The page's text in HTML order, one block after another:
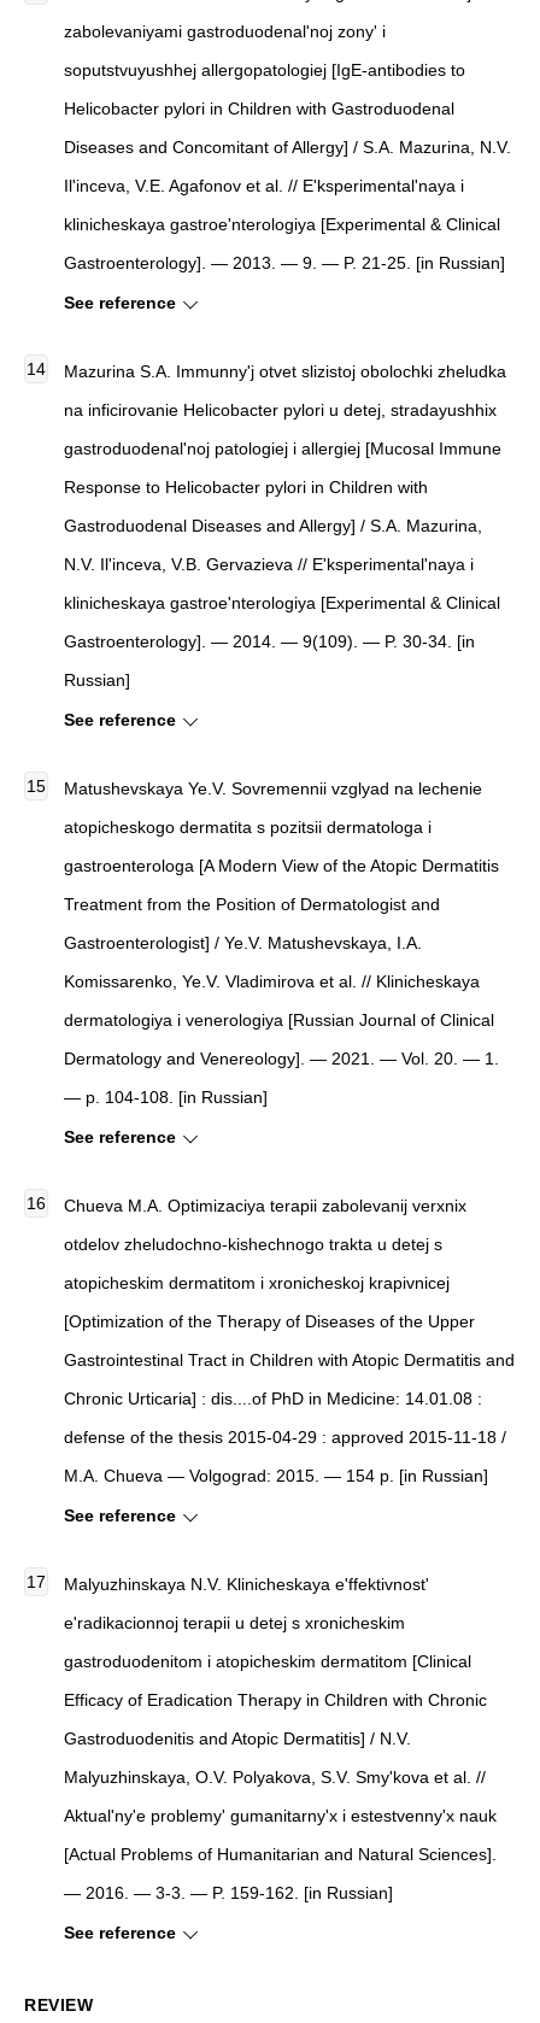
zabolevaniyami gastroduodenal'noj zony' i
soputstvuyushhej allergopatologiej [IgE-antibodies to
Helicobacter pylori in Children with Gastroduodenal
Diseases and Concomitant of Allergy] / S.A. Mazurina, N.V.
Il'inceva, V.E. Agafonov et al. // E'ksperimental'naya i
klinicheskaya gastroe'nterologiya [Experimental & Clinical
Gastroenterology] . — 2013. — 9. — P. 21-25. [in Russian]
See reference
Mazurina S.A. Immunny'j otvet slizistoj obolochki zheludka
na inficirovanie Helicobacter pylori u detej, stradayushhix
gastroduodenal'noj patologiej i allergiej [Mucosal Immune
Response to Helicobacter pylori in Children with
Gastroduodenal Diseases and Allergy] / S.A. Mazurina,
N.V. Il'inceva, V.B. Gervazieva // E'ksperimental'naya i
klinicheskaya gastroe'nterologiya [Experimental & Clinical
Gastroenterology] . — 2014. — 9(109). — P. 30-34. [in
Russian]
See reference
Matushevskaya Ye.V. Sovremennii vzglyad na lechenie
atopicheskogo dermatita s pozitsii dermatologa i
gastroenterologa [A Modern View of the Atopic Dermatitis
Treatment from the Position of Dermatologist and
Gastroenterologist] / Ye.V. Matushevskaya, I.A.
Komissarenko, Ye.V. Vladimirova et al. // Klinicheskaya
dermatologiya i venerologiya [Russian Journal of Clinical
Dermatology and Venereology]. — 2021. — Vol. 20. — 1.
— p. 104-108. [in Russian]
See reference
Chueva M.A. Optimizaciya terapii zabolevanij verxnix
otdelov zheludochno-kishechnogo trakta u detej s
atopicheskim dermatitom i xronicheskoj krapivnicej
[Optimization of the Therapy of Diseases of the Upper
Gastrointestinal Tract in Children with Atopic Dermatitis and
Chronic Urticaria] : dis....of PhD in Medicine: 14.01.08 :
defense of the thesis 2015-04-29 : approved 2015-11-18 /
M.A. Chueva — Volgograd: 2015. — 154 p. [in Russian]
See reference
Malyuzhinskaya N.V. Klinicheskaya e'ffektivnost'
e'radikacionnoj terapii u detej s xronicheskim
gastroduodenitom i atopicheskim dermatitom [Clinical
Efficacy of Eradication Therapy in Children with Chronic
Gastroduodenitis and Atopic Dermatitis] / N.V.
Malyuzhinskaya, O.V. Polyakova, S.V. Smy'kova et al. //
Aktual'ny'e problemy' gumanitarny'x i estestvenny'x nauk
[Actual Problems of Humanitarian and Natural Sciences]
— 2016. — 3-3. — P. 159-162. [in Russian]
See reference
REVIEW